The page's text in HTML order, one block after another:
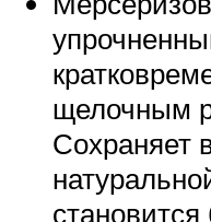
щелочным
Сохраняет